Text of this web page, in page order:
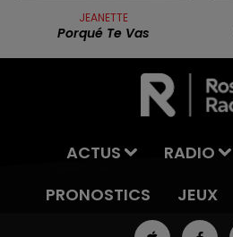
JEANETTE
Porqué Te Vas
ACTUS RADIO
PRONOSTICS
JEUX